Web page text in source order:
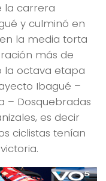
la carrera
y culminó en
la media torta
más de
la octava etapa
Ibagué –
– Dosquebradas
es decir
ciclistas tenían